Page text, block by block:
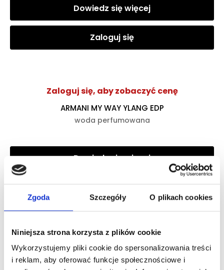
Zgoda Szczegóły O plikach cookies
Niniejsza strona korzysta z plików cookie
Wykorzystujemy pliki cookie do spersonalizowania treści
i reklam, aby oferować funkcje społecznościowe i
Dowiedz się więcej
Zaloguj się
Zaloguj się, aby zobaczyć cenę
ARMANI MY WAY YLANG EDP
woda perfumowana
Dowiedz się więcej
Zaloguj się
Zaloguj się, aby zobaczyć cenę
DOLCE&GABBANA DEVOTION POUR HOMME EDP